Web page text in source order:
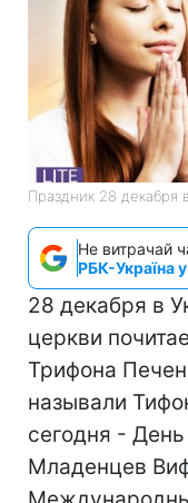
Праздник 28 декабря
Не витрачай
РБК-Україна
28 декабря в
церкви
Трифона
называли
сегодня -
Младенцев